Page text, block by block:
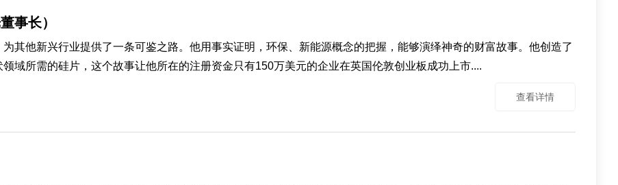
事长）
其他新兴行业提供了一条可鉴之路。他用事实证明，环保、新能源概念的把握，能够演绎神奇的财富故事。他创造了
域所需的硅片，这个故事让他所在的注册资金只有150万美元的企业在英国伦敦创业板成功上市....
查看详情